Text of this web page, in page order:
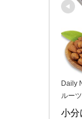
Daily
ルー
小分